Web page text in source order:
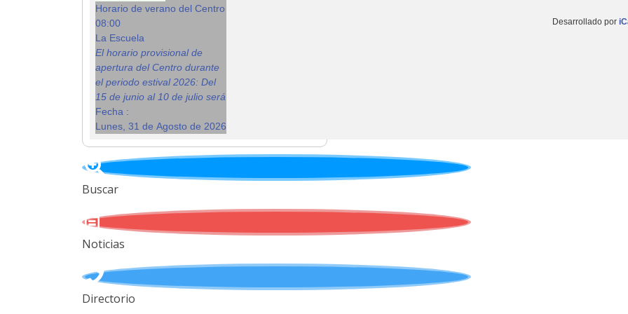
Horario de verano del Centro
08:00
La Escuela
El horario provisional de
apertura del Centro durante
el periodo estival 2026: Del
15 de junio al 10 de julio será
Fecha :
Lunes, 31 de Agosto de 2026
Desarrollado por
Buscar
Noticias
Directorio